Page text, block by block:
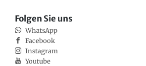
Folgen Sie uns
WhatsApp
Facebook
Instagram
Youtube